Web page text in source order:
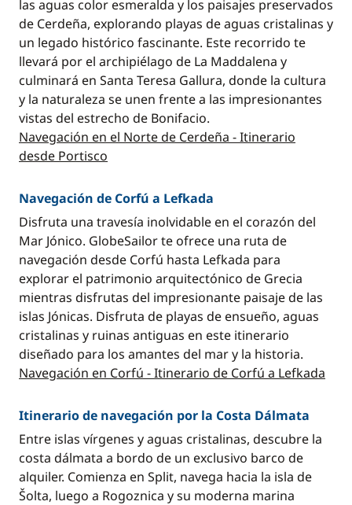
las aguas color esmeralda y los paisajes preservados
de Cerdeña, explorando playas de aguas cristalinas y
un legado histórico fascinante. Este recorrido te
llevará por el archipiélago de La Maddalena y
culminará en Santa Teresa Gallura, donde la cultura
y la naturaleza se unen frente a las impresionantes
vistas del estrecho de Bonifacio.
Navegación en el Norte de Cerdeña - Itinerario
desde Portisco
Navegación de Corfú a Lefkada
Disfruta una travesía inolvidable en el corazón del
Mar Jónico. GlobeSailor te ofrece una ruta de
navegación desde Corfú hasta Lefkada para
explorar el patrimonio arquitectónico de Grecia
mientras disfrutas del impresionante paisaje de las
islas Jónicas. Disfruta de playas de ensueño, aguas
cristalinas y ruinas antiguas en este itinerario
diseñado para los amantes del mar y la historia.
Navegación en Corfú - Itinerario de Corfú a Lefkada
Itinerario de navegación por la Costa Dálmata
Entre islas vírgenes y aguas cristalinas, descubre la
costa dálmata a bordo de un exclusivo barco de
alquiler. Comienza en Split, navega hacia la isla de
Šolta, luego a Rogoznica y su moderna marina